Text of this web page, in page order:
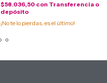
$58.036,50 con Transferencia o
depósito
¡No te lo pierdas, es el último!